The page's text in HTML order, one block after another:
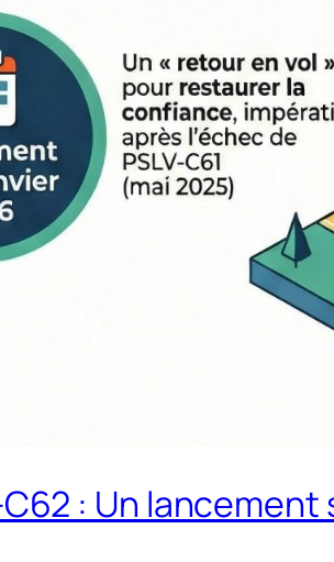
: Un